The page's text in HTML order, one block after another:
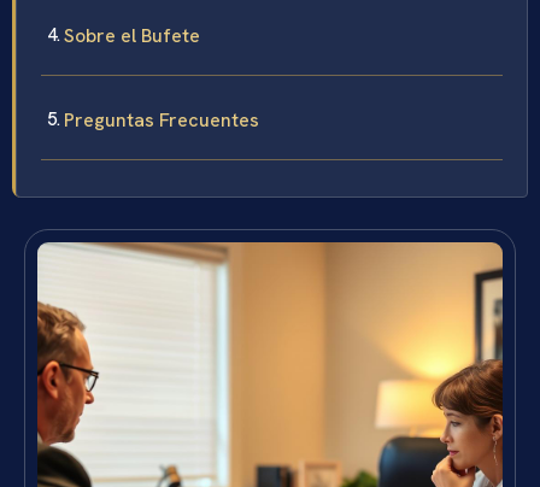
Sobre el Bufete
Preguntas Frecuentes